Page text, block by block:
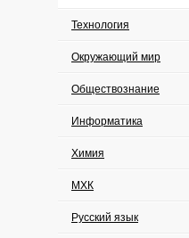
Технология
Окружающий мир
Обществознание
Информатика
Химия
МХК
Русский язык